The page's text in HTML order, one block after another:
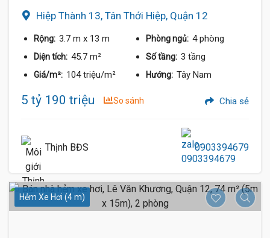
Hiệp Thành 13, Tân Thới Hiệp, Quận 12
Rộng: 3.7 m x 13 m Phòng ngủ: 4 phòng
Diện tích: 45.7 m² Số tầng: 3 tầng
Giá/m²: 104 triệu/m² Hướng: Tây Nam
5 tỷ 190 triệu So sánh Chia sẻ
Thịnh BĐS 0903394679
Hẻm Xe Hơi (4 m)